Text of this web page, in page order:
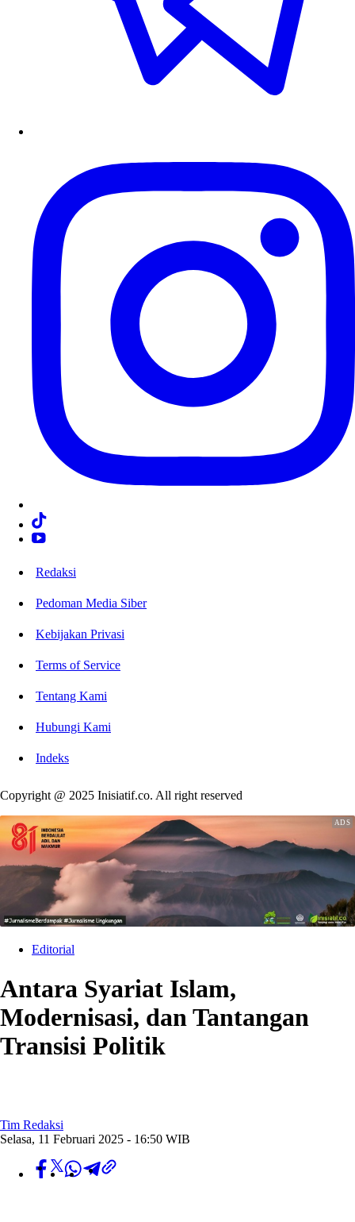
Redaksi
Pedoman Media Siber
Kebijakan Privasi
Terms of Service
Tentang Kami
Hubungi Kami
Indeks
Copyright @ 2025 Inisiatif.co. All right reserved
Editorial
Antara Syariat Islam,
Modernisasi, dan Tantangan
Transisi Politik
Tim Redaksi
Selasa, 11 Februari 2025 - 16:50 WIB